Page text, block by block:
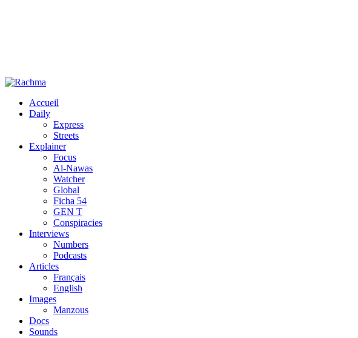
Accueil
Daily
Express
Streets
Explainer
Focus
Al-Nawas
Watcher
Global
Ficha 54
GEN T
Conspiracies
Interviews
Numbers
Podcasts
Articles
Français
English
Images
Manzous
Docs
Sounds